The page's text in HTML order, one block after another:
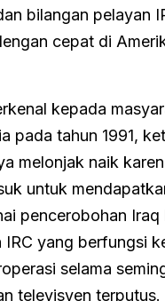
bilangan pelayan
cepat di
kepada
pada tahun 1991,
melonjak naik
untuk
pencerobohan Iraq
IRC yang berfungsi
selama
televisyen terputus.